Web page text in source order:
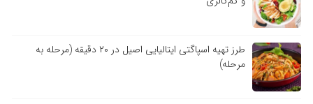
طرز تهیه اسپاگتی ایتالیایی اصیل در ۲۰ دقیقه (مرحله به
مرحله)